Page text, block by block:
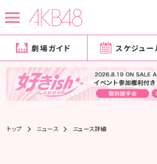
劇場ガイド スケジュー
トップ ニュース ニュース詳細